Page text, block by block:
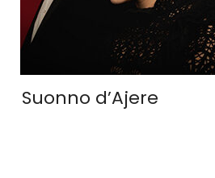
Suonno d’Ajere